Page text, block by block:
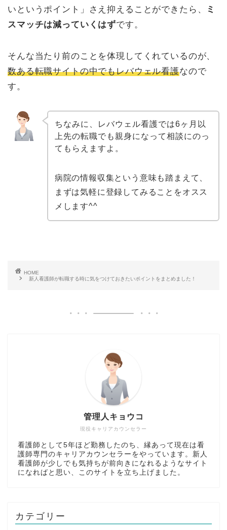
いというポイント」さえ抑えることができたら、
ミ
スマッチは減っていくはずです。
そんな当たり前のことを体現してくれているのが、
数ある転職サイトの中でもレバウェル看護なので
す。
ちなみに、レバウェル看護では6ヶ月以
上先の転職でも親身になって相談にのっ
てもらえますよ。
病院の情報収集という意味も踏まえて、
まずは気軽に登録してみることをオスス
メします^^
HOME
新人看護師が転職する時に気をつけておきたいポイントをまとめました！
現役キャリアカウンセラー
管理人キョウコ
看護師として5年ほど勤務したのち、縁あって現在は看
護師専門のキャリアカウンセラーをやっています。新人
看護師が少しでも気持ちが前向きになれるようなサイト
になればと思い、このサイトを立ち上げました。
カテゴリー